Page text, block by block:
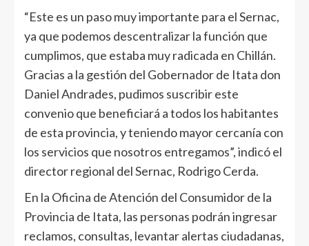
“Este es un paso muy importante para el Sernac,
ya que podemos descentralizar la función que
cumplimos, que estaba muy radicada en Chillán.
Gracias a la gestión del Gobernador de Itata don
Daniel Andrades, pudimos suscribir este
convenio que beneficiará a todos los habitantes
de esta provincia, y teniendo mayor cercanía con
los servicios que nosotros entregamos”, indicó el
director regional del Sernac, Rodrigo Cerda.
En la Oficina de Atención del Consumidor de la
Provincia de Itata, las personas podrán ingresar
reclamos, consultas, levantar alertas ciudadanas,